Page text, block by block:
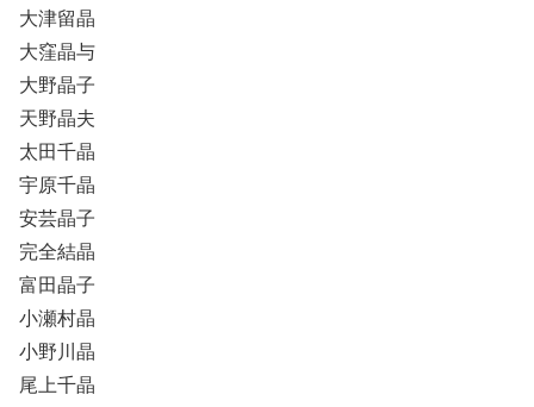
大津留晶
大窪晶与
大野晶子
天野晶夫
太田千晶
宇原千晶
安芸晶子
完全結晶
富田晶子
小瀬村晶
小野川晶
尾上千晶